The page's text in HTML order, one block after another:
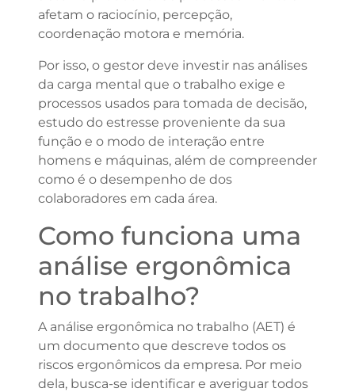
afetam o raciocínio, percepção,
coordenação motora e memória.
Por isso, o gestor deve investir nas análises
da carga mental que o trabalho exige e
processos usados para tomada de decisão,
estudo do estresse proveniente da sua
função e o modo de interação entre
homens e máquinas, além de compreender
como é o desempenho de dos
colaboradores em cada área.
Como funciona uma
análise ergonômica
no trabalho?
A análise ergonômica no trabalho (AET) é
um documento que descreve todos os
riscos ergonômicos da empresa. Por meio
dela, busca-se identificar e averiguar todos